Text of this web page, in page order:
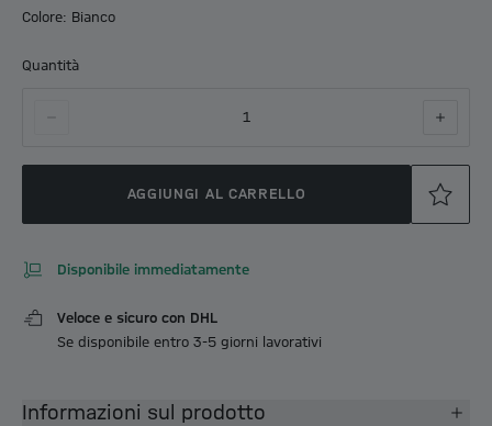
Colore: Bianco
Quantità
1
AGGIUNGI AL CARRELLO
Disponibile immediatamente
Veloce e sicuro con DHL
Se disponibile entro 3-5 giorni lavorativi
Informazioni sul prodotto